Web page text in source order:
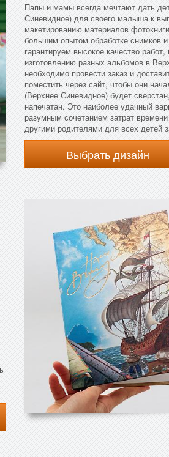
Папы и мамы всегда мечтают дать
Синевидное) для своего малыша к
макетированию материалов
большим опытом обработке снимков
гарантируем высокое качество
изготовлению разных альбомов в
необходимо провести заказ и
поместить через сайт, чтобы они
(Верхнее Синевидное) будет
напечатан. Это наиболее удачный
разумным сочетанием затрат
другими родителями для всех детей
Выбрать дизайн